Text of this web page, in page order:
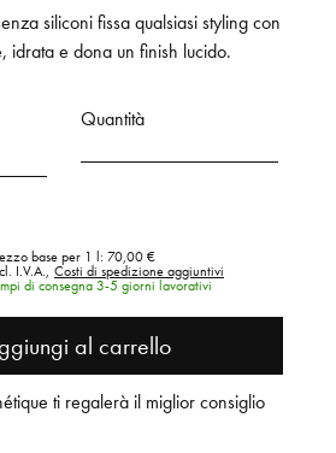
siliconi fissa qualsiasi styling con
idrata e dona un finish lucido.
Quantità
base per 1 l: 70,00 €
I.V.A.,
Costi di spedizione aggiuntivi
di consegna 3-5 giorni lavorativi
al carrello
ti regalerà il miglior consiglio